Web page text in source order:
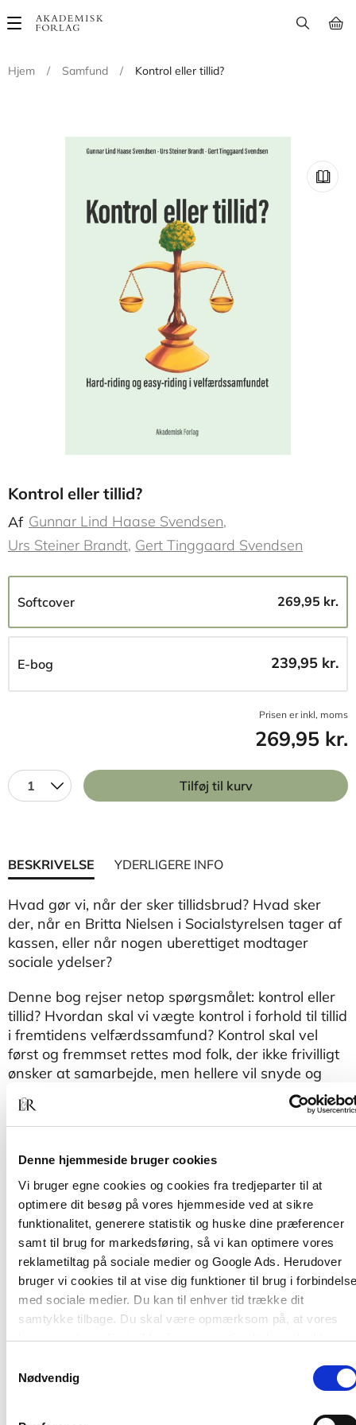
Denne hjemmeside bruger cookies
Vi bruger egne cookies og cookies fra tredjeparter til at
optimere dit besøg på vores hjemmeside ved at sikre
funktionalitet, generere statistik og huske dine præferencer
samt til brug for markedsføring, så vi kan optimere vores
reklametiltag på sociale medier og Google Ads. Herudover
bruger vi cookies til at vise dig funktioner til brug i
med sociale medier. Du kan til enhver tid trække dit
samtykke tilbage. Du skal være opmærksom på, at vores
hjemmeside muligvis ikke fungerer optimalt, hvis du ikke
Nødvendig
Main
Hjem
/ Samfund / Kontrol eller tillid?
Kontrol eller tillid?
Af Gunnar Lind Haase Svendsen
Urs Steiner Brandt Gert Tinggaard Svendsen
Softcover 269,95 kr.
E-bog 239,95 kr.
Prisen er inkl, moms
269,95 kr.
1 Tilføj til kurv
BESKRIVELSE YDERLIGERE INFO
Hvad gør vi, når der sker tillidsbrud? Hvad sker
der, når en Britta Nielsen i Socialstyrelsen tager af
kassen, eller når nogen uberettiget modtager
sociale ydelser?
Denne bog rejser netop spørgsmålet: kontrol eller
tillid? Hvordan skal vi vægte kontrol i forhold til tillid
i fremtidens velfærdssamfund? Kontrol skal vel
først og fremmset rettes mod folk, der ikke frivilligt
ønsker at samarbejde, men hellere vil snyde og
Spørgsmålet belyses på en helt ny måde ved at
indflydelse på samfundets udvikling: hard-riderne,
tough-riderne og easy-riderne. Forfatternes bud
er, at vi ved at blive klogere på disse 'spillertyper'
også bliver mere afklarede om, hvilken vej vi skal
vælge.
Kontrol eller tillid er lærebog til studerende i
sociologi, statskundskab og samfundsfag – og det
er samtidig en debatbog om fremtidens
(1963) er professor,
ph.d., ved Institut for Statskundskab, Aarhus